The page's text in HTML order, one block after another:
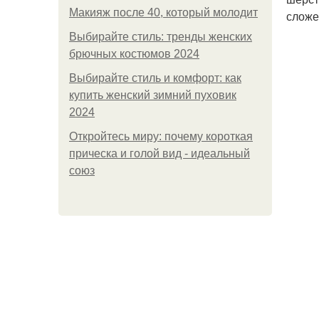
Макияж после 40, который молодит
Выбирайте стиль: тренды женских
брючных костюмов 2024
Выбирайте стиль и комфорт: как
купить женский зимний пуховик
2024
Откройтесь миру: почему короткая
прическа и голой вид - идеальный
союз